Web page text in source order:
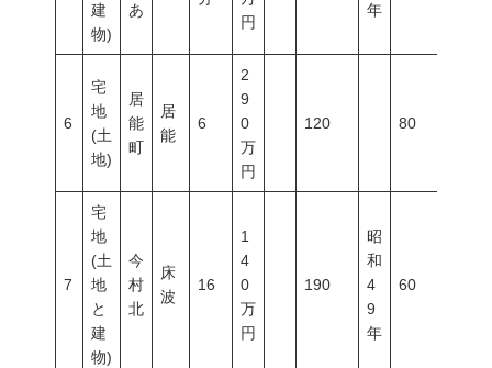
建
物)
あ
円
年
6
宅
地
(土
地)
居
能
町
居
能
6
2
9
0
万
円
120 80
7
宅
地
(土
地
と
建
物)
今
村
北
床
波
16
1
4
0
万
円
190
昭
和
4
9
年
60